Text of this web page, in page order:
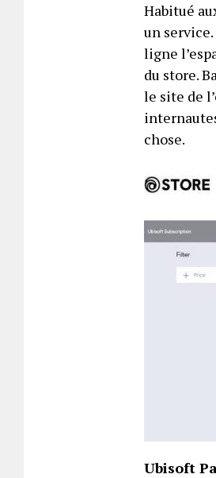
Habitué
un
ligne
du store.
le site de
chose.
Ubisoft